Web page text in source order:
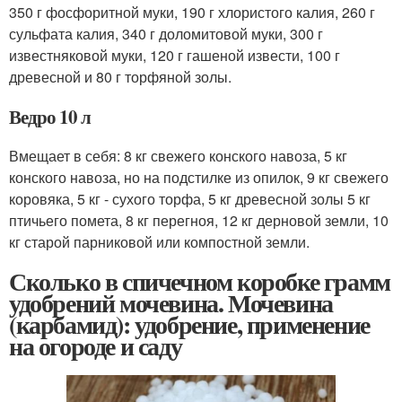
350 г фосфоритной муки, 190 г хлористого калия, 260 г
сульфата калия, 340 г доломитовой муки, 300 г
известняковой муки, 120 г гашеной извести, 100 г
древесной и 80 г торфяной золы.
Ведро 10 л
Вмещает в себя: 8 кг свежего конского навоза, 5 кг
конского навоза, но на подстилке из опилок, 9 кг свежего
коровяка, 5 кг - сухого торфа, 5 кг древесной золы 5 кг
птичьего помета, 8 кг перегноя, 12 кг дерновой земли, 10
кг старой парниковой или компостной земли.
Сколько в спичечном коробке грамм
удобрений мочевина. Мочевина
(карбамид): удобрение, применение
на огороде и саду